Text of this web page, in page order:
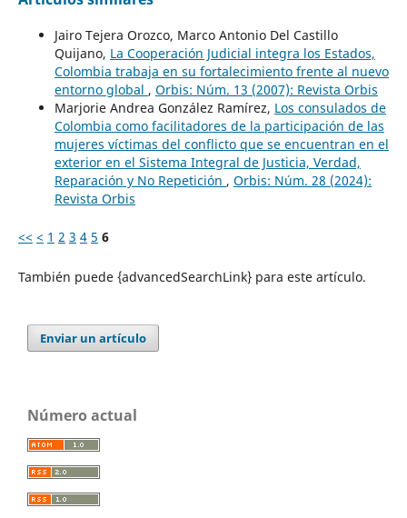
Jairo Tejera Orozco, Marco Antonio Del Castillo
Quijano, La Cooperación Judicial integra los Estados,
Colombia trabaja en su fortalecimiento frente al nuevo
entorno global , Orbis: Núm. 13 (2007): Revista Orbis
Marjorie Andrea González Ramírez, Los consulados de
Colombia como facilitadores de la participación de las
mujeres víctimas del conflicto que se encuentran en el
exterior en el Sistema Integral de Justicia, Verdad,
Reparación y No Repetición , Orbis: Núm. 28 (2024):
Revista Orbis
<< < 1 2 3 4 5 6
También puede {advancedSearchLink} para este artículo.
Enviar un artículo
Número actual